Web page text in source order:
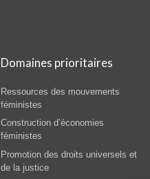
Domaines prioritaires
Ressources des mouvements
féministes
Construction d’économies
féministes
Promotion des droits universels et
de la justice